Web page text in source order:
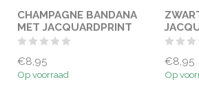
CHAMPAGNE BANDANA
MET JACQUARDPRINT
€8,95
Op voorraad
€8,95
Op